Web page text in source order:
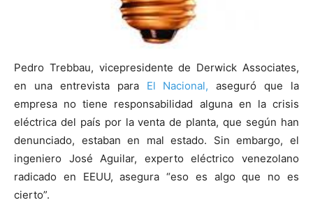
Pedro Trebbau, vicepresidente de Derwick Associates,
en una entrevista para El Nacional, aseguró que la
empresa no tiene responsabilidad alguna en la crisis
eléctrica del país por la venta de planta, que según han
denunciado, estaban en mal estado. Sin embargo, el
ingeniero José Aguilar, experto eléctrico venezolano
radicado en EEUU, asegura “eso es algo que no es
cierto”.